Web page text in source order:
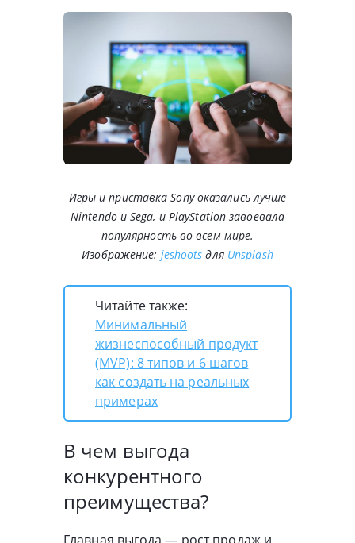
Игры и приставка Sony оказались лучше
Nintendo и Sega, и PlayStation завоевала
популярность во всем мире.
Изображение: jeshoots для Unsplash
Читайте также:
Минимальный
жизнеспособный продукт
(MVP): 8 типов и 6 шагов
как создать на реальных
примерах
В чем выгода
конкурентного
преимущества?